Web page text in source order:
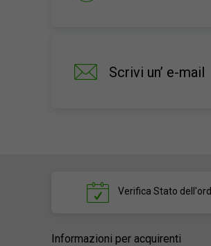
Scrivi un’ e-mail
Verifica Stato
Informazioni per acquirenti